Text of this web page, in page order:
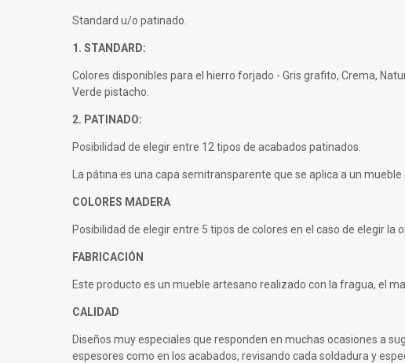
Standard u/o patinado.
1. STANDARD:
Colores disponibles para el hierro forjado - Gris grafito, Crema,
Verde pistacho.
2. PATINADO:
Posibilidad de elegir entre 12 tipos de acabados patinados.
La pátina es una capa semitransparente que se aplica a un
COLORES MADERA
Posibilidad de elegir entre 5 tipos de colores en el caso de elegir la
FABRICACIÓN
Este producto es un mueble artesano realizado con la fragua, el
CALIDAD
Diseños muy especiales que responden en muchas ocasiones a
espesores como en los acabados, revisando cada soldadura y